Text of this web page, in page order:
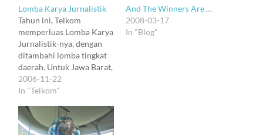
Lomba Karya Jurnalistik
Tahun ini, Telkom
memperluas Lomba Karya
Jurnalistik-nya, dengan
ditambahi lomba tingkat
daerah. Untuk Jawa Barat,
penyelenggaranya tentu
Divre III. Dan karena
(selain aku) itu terlalu
sibuk, maka aku kebagian
2006-11-22
In "Telkom"
And The Winners Are …
2008-03-17
In "Blog"